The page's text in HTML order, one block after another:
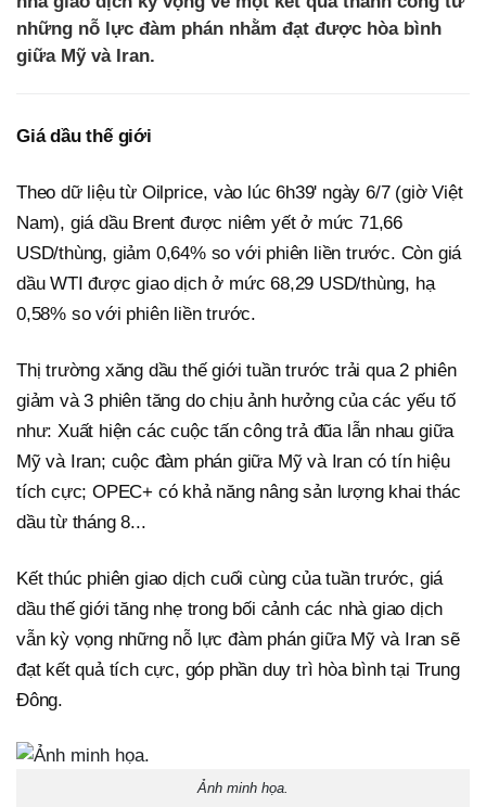
những nỗ lực đàm phán nhằm đạt được hòa bình
giữa Mỹ và Iran.
Giá dầu thế giới
Theo dữ liệu từ Oilprice, vào lúc 6h39' ngày 6/7 (giờ Việt
Nam), giá dầu Brent được niêm yết ở mức 71,66
USD/thùng, giảm 0,64% so với phiên liền trước. Còn giá
dầu WTI được giao dịch ở mức 68,29 USD/thùng, hạ
0,58% so với phiên liền trước.
Thị trường xăng dầu thế giới tuần trước trải qua 2 phiên
giảm và 3 phiên tăng do chịu ảnh hưởng của các yếu tố
như: Xuất hiện các cuộc tấn công trả đũa lẫn nhau giữa
Mỹ và Iran; cuộc đàm phán giữa Mỹ và Iran có tín hiệu
tích cực; OPEC+ có khả năng nâng sản lượng khai thác
dầu từ tháng 8...
Kết thúc phiên giao dịch cuối cùng của tuần trước, giá
dầu thế giới tăng nhẹ trong bối cảnh các nhà giao dịch
vẫn kỳ vọng những nỗ lực đàm phán giữa Mỹ và Iran sẽ
đạt kết quả tích cực, góp phần duy trì hòa bình tại Trung
Đông.
Ảnh minh họa.